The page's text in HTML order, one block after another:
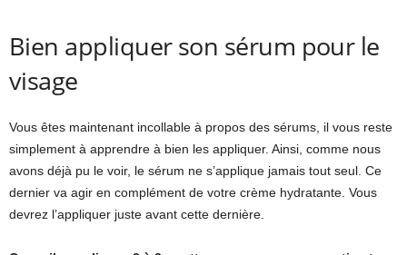
Bien appliquer son sérum pour le
visage
Vous êtes maintenant incollable à propos des sérums, il vous reste
simplement à apprendre à bien les appliquer. Ainsi, comme nous
avons déjà pu le voir, le sérum ne s’applique jamais tout seul. Ce
dernier va agir en complément de votre crème hydratante. Vous
devrez l’appliquer juste avant cette dernière.